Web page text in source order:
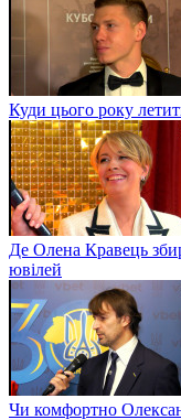
Куди цього року
Де Олена Кравець
ювілей
Чи комфортно